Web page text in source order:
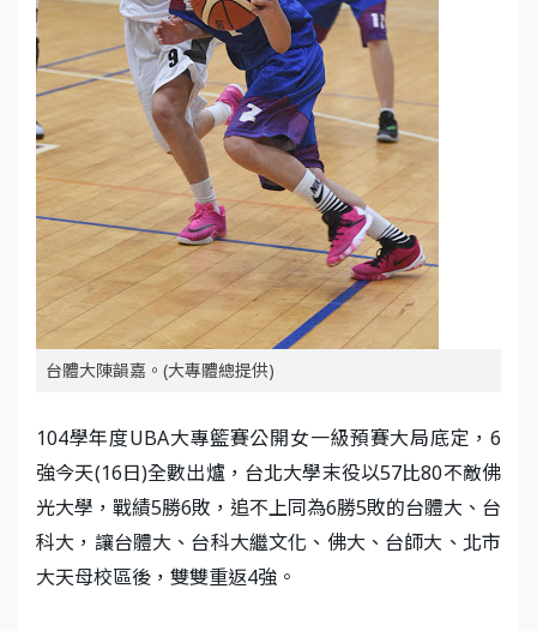
台體大陳韻嘉。(大專體總提供)
104學年度UBA大專籃賽公開女一級預賽大局底定，6
強今天(16日)全數出爐，台北大學末役以57比80不敵佛
光大學，戰績5勝6敗，追不上同為6勝5敗的台體大、台
科大，讓台體大、台科大繼文化、佛大、台師大、北市
大天母校區後，雙雙重返4強。